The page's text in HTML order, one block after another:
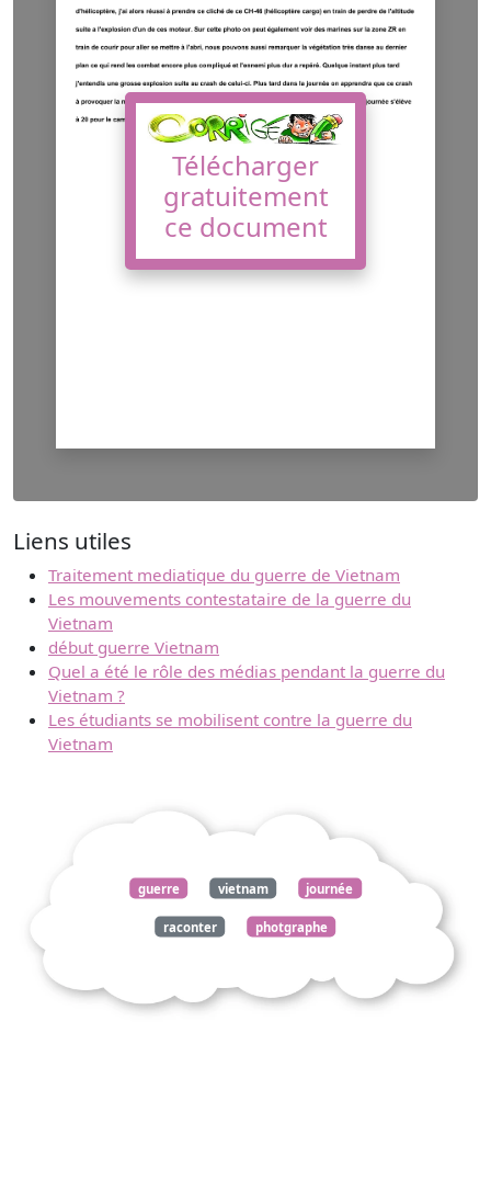
Télécharger
gratuitement
ce document
Liens utiles
Traitement mediatique du guerre de Vietnam
Les mouvements contestataire de la guerre du
Vietnam
début guerre Vietnam
Quel a été le rôle des médias pendant la guerre du
Vietnam ?
Les étudiants se mobilisent contre la guerre du
Vietnam
guerre vietnam journée
raconter photgraphe